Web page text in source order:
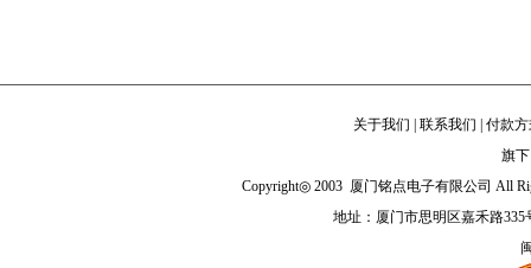
关于我们 联系我们
付款
旗
Copyright◎ 2003 厦门铭点电子有限公司 All
地址：厦门市思明区嘉禾路